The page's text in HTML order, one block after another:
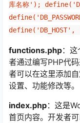
库名称');
define('DB_HOST',
functions.php：
者通过编写PHP代
者可以在这里添加
设置、功能修改等。
index.php：这是
首页内容。开发者